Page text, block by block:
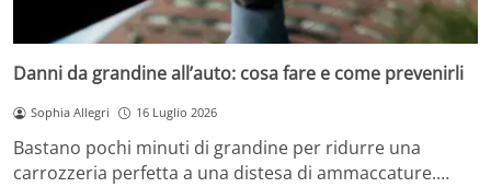
Danni da grandine all’auto: cosa fare e come prevenirli
Sophia Allegri 16 Luglio 2026
Bastano pochi minuti di grandine per ridurre una
carrozzeria perfetta a una distesa di ammaccature.…